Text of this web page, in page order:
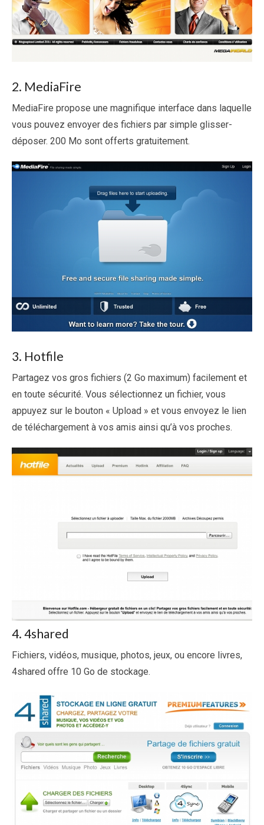
2. MediaFire
MediaFire propose une magnifique interface dans laquelle
vous pouvez envoyer des fichiers par simple glisser-
déposer. 200 Mo sont offerts gratuitement.
3. Hotfile
Partagez vos gros fichiers (2 Go maximum) facilement et
en toute sécurité. Vous sélectionnez un fichier, vous
appuyez sur le bouton « Upload » et vous envoyez le lien
de téléchargement à vos amis ainsi qu’à vos proches.
4. 4shared
Fichiers, vidéos, musique, photos, jeux, ou encore livres,
4shared offre 10 Go de stockage.